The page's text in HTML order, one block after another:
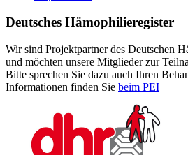
Deutsches Hämophilieregister
Wir sind Projektpartner des Deutschen
und möchten unsere Mitglieder zur
Bitte sprechen Sie dazu auch Ihren
Informationen finden Sie beim PEI